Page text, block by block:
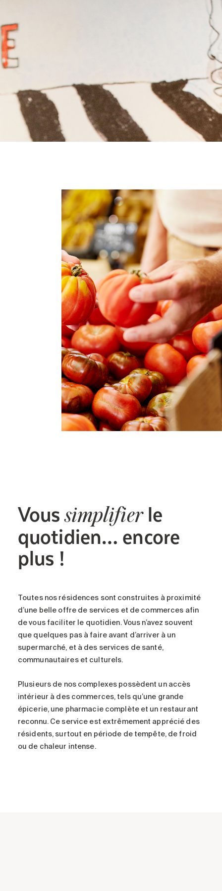
Témoignages
Ce qui est inclus
Votre appartement
Aires communes
Soins optionnels
Entretien
Stationnement
Longue durée
Courte durée
Notre approche
Les 8 étapes d’emménagement
Nos résidences
Vous simplifierle
quotidien… encore
plus !
Toutes nos résidences sont construites à proximité
d’une belle offre de services et de commerces afin
de vous faciliter le quotidien. Vous n’avez souvent
que quelques pas à faire avant d’arriver à un
supermarché, et à des services de santé,
communautaires et culturels.
P lusieurs de nos complexes possèdent un accès
intérieur à descommerces, tels qu’une grande
épicerie, une pharmaciecomplèteet un restaurant
reconnu. Ce service est extrêmement apprécié des
résidents, surtout en période detempête,de froid
ou de chaleur intense.